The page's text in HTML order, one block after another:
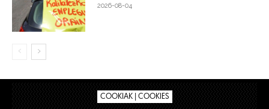
2026-08-04
COOKIAK | COOKIES